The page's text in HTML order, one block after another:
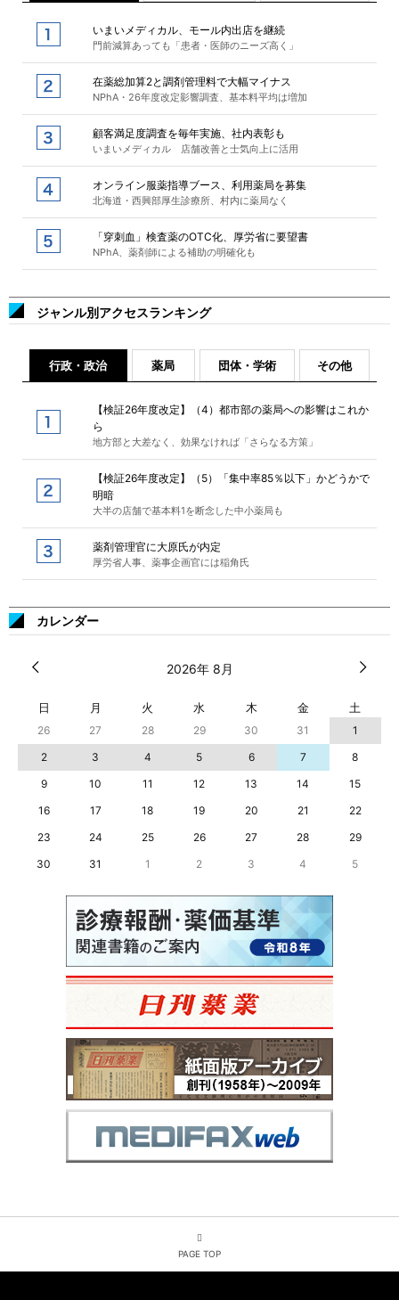
いまいメディカル、モール内出店を継続
門前減算あっても「患者・医師のニーズ高く」
在薬総加算2と調剤管理料で大幅マイナス
NPhA・26年度改定影響調査、基本料平均は増加
顧客満足度調査を毎年実施、社内表彰も
いまいメディカル 店舗改善と士気向上に活用
オンライン服薬指導ブース、利用薬局を募集
北海道・西興部厚生診療所、村内に薬局なく
「穿刺血」検査薬のOTC化、厚労省に要望書
NPhA、薬剤師による補助の明確化も
ジャンル別アクセスランキング
行政・政治 薬局 団体・学術 その他
【検証26年度改定】（4）都市部の薬局への影響はこれか
ら
地方部と大差なく、効果なければ「さらなる方策」
【検証26年度改定】（5）「集中率85％以下」かどうかで
明暗
大半の店舗で基本料1を断念した中小薬局も
薬剤管理官に大原氏が内定
厚労省人事、薬事企画官には稲角氏
カレンダー
2026年 8月
日 月 火 水 木 金 土
26 27 28 29 30 31
1
2
3 4 5 6 7
8
9
10 11 12 13 14
15
16
17 18 19 20 21
22
23
24 25 26 27 28
29
30
31 1 2 3 4 5
PAGE TOP